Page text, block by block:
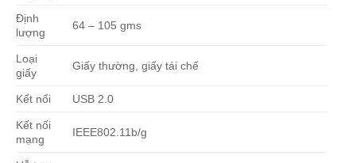
Định
lượng
64 – 105 gms
Loại
giấy
Giấy thường, giấy tái chế
Kết nối USB 2.0
Kết nối
mạng
IEEE802.11b/g